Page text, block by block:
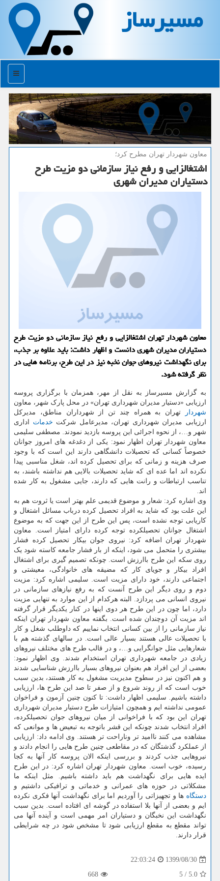
مسیرساز
منو
معاون شهردار تهران مطرح كرد؛
اشتغالزایی و رفع نیاز سازمانی دو مزیت طرح
دستیاران مدیران شهری
معاون شهردار تهران اشتغالزایی و رفع نیاز سازمانی دو مزیت طرح
دستیاران مدیران شهری دانست و اظهار داشت: باید علاوه بر جذب،
برای نگهداشت نیروهای جوان نخبه نیز در این طرح، برنامه هایی در
نظر گرفته شود.
به گزارش مسیرساز به نقل از مهر، همزمان با برگزاری پروسه
ارزیابی «دستیار مدیران شهرداری تهران» در محل پارک شهر، معاون
شهردار
تهران به همراه چند تن از شهرداران مناطق، مدیرکل
ارزیابی مدیران شهرداری تهران، مدیرعامل شرکت خدمات اداری
شهر و…، از نحوه اجرائی این پروسه بازدید نمودند. مصطفی سلیمی
معاون شهردار تهران اظهار نمود: یکی از دغدغه های امروز جوانان
خصوصاً کسانی که تحصیلات دانشگاهی دارند این است که با وجود
صرف هزینه و زمانی که برای تحصیل کرده اند، شغل مناسبی پیدا
نکرده اند اما عده ای که شاید تحصیلات بالایی هم نداشته باشند، به
تناسب ارتباطات و رانت هایی که دارند، جایی مشغول به کار شده
اند.
وی اشاره کرد: شعار و موضوع قدیمی علم بهتر است یا ثروت هم به
این علت بود که شاید به افراد تحصیل کرده درباب مسائل اشتغال و
کاریابی توجه نشده است، پس این طرح از این جهت که به موضوع
اشتغال جوانان تحصیلکرده توجه کرده دارای امتیاز است. معاون
شهردار تهران اضافه کرد: نیروی جوان بیکار تحصیل کرده فشار
بیشتری را متحمل می شود، اینکه از بار فشار جامعه کاسته شود یک
روی سکه این طرح باارزش است. چونکه تصمیم گیری برای اشتغال
افراد بیکار و جویای کار که مضیقه های خانوادگی، معیشتی و
اجتماعی دارند، خود دارای مزیت است. سلیمی اشاره کرد: مزیت
دوم و روی دیگر این طرح آنست که به رفع نیازهای سازمانی در
نیروی انسانی می پردازد. البته هرکدام از این موارد به تنهایی مزیت
دارد، اما چون در این طرح هر دوی اینها در کنار یکدیگر قرار گرفته
اند مزیت آن دوچندان شده است. بگفته معاون شهردار تهران اینکه
نیاز سازمانی را از بین کسانی انتخاب نماییم که داوطلب شغل و کار
با تحصیلات عالی هستند بسیار عالی است. در سالهای گذشته هم با
شعارهایی مثل جوانگرایی و…، و در قالب طرح های مختلف نیروهای
زیادی در جامعه شهرداری تهران استخدام شدند. وی اظهار نمود:
بعضی از این افراد هم بعنوان نیروهای بسیار باارزش شناسایی شدند
و هم اکنون نیز در سطوح مدیریت مشغول به کار هستند، بدین سبب
خوب است که از روند شروع و از صفر تا صد این طرح ها، ارزیابی
داشته باشیم. سلیمی اظهار داشت: تا کنون چنین آزمون و فراخوان
عمومی نداشته ایم و همچون امتیازات طرح دستیار مدیران شهرداری
تهران این بود که با فراخوانی از میان نیروهای جوان تحصیلکرده،
افراد انتخاب شدند چونکه این قشر باتوجه به تبعیض ها و موانعی که
مشاهده می کنند ناامید تر وناراحت تر هستند. وی ادامه داد: ارزیابی
از عملکرد گذشتگان که در مقاطعی چنین طرح هایی را انجام دادند و
نیروهایی جذب کردند و بررسی اینکه الان پروسه کار آنها به کجا
رسیده، خوب است. معاون شهردار تهران اشاره کرد: در این طرح
ایده هایی برای نگهداشت هم باید داشته باشیم. مثل اینکه ما
مشکلاتی در حوزه های عمرانی و خدماتی و ترافیکی داشتیم و
دستگاه ها و تجهیزاتی را آوردیم اما برای نگهداشت آنها فکری نکرده
ایم و بعضی از آنها بلا استفاده در گوشه ای افتاده است. بدین سبب
نگهداشت این نخبگان و دستیاران امر مهمی است و آینده آنها می
تواند مقطع به مقطع ارزیابی شود تا مشخص شود در چه شرایطی
قرار دارند.
1399/08/30
22:03:24
5.0
/
5
668